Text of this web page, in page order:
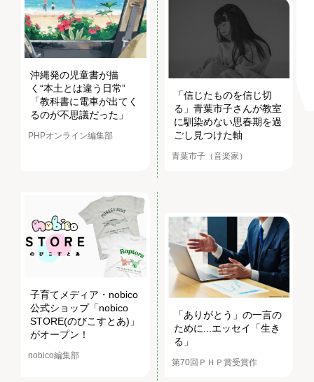
沖縄発の児童書が描
く“本土とは違う日常”
「教科書に電車が出てく
るのが不思議だった」
PHPオンライン編集部
「信じたものを信じ切
る」青葉市子さんが教室
に馴染めない思春期を過
ごし見つけた軸
青葉市子（音楽家）
子育てメディア・nobico
公式ショップ「nobico
STORE(のびこすとあ)」
がオープン！
nobico編集部
「ありがとう」の一言の
ために...エッセイ「生き
る」
第70回ＰＨＰ賞受賞作